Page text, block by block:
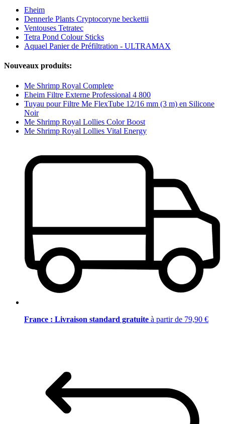
Eheim
Dennerle Plants Cryptocoryne beckettii
Ventouses Tetratec
Tetra Pond Colour Sticks
Aquael Panier de Préfiltration - ULTRAMAX
Nouveaux produits:
Me Shrimp Royal Complete
Eheim Filtre Externe Professional 4 800
Tuyau pour Filtre Me FlexTube 12/16 mm (3 m) en Silicone
Noir
Me Shrimp Royal Lollies Color Boost
Me Shrimp Royal Lollies Vital Energy
France : Livraison standard gratuite à partir de 79,90 €